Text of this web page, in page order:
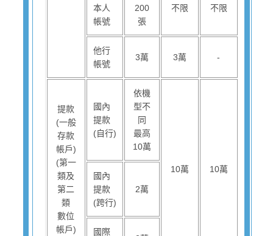
本人
帳號
200
張
不限 不限
他行
帳號
3萬 3萬 -
提款
(一般
存款
帳戶)
(第一
類及
第二
類
數位
帳戶)
國內
提款
(自行)
依機
型不
同
最高
10萬
10萬 10萬
國內
提款
(跨行)
2萬
國際